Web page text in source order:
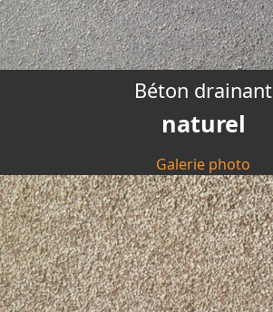
Béton drainant
naturel
Galerie photo